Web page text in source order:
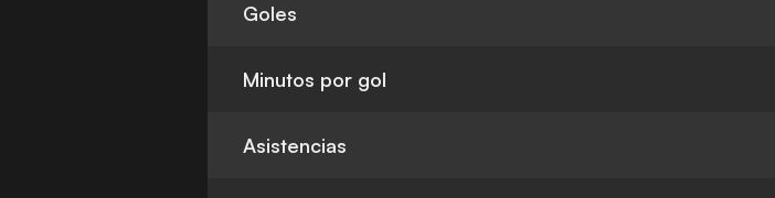
Goles
Minutos por gol
Asistencias